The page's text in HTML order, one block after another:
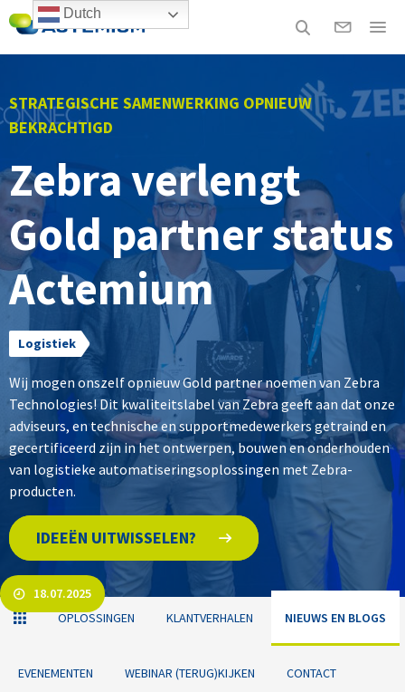
STRATEGISCHE SAMENWERKING OPNIEUW
BEKRACHTIGD
Zebra verlengt
Gold partner status
Actemium
Logistiek
Wij mogen onszelf opnieuw Gold partner noemen van Zebra
Technologies! Dit kwaliteitslabel van Zebra geeft aan dat onze
adviseurs, en technische en supportmedewerkers getraind en
gecertificeerd zijn in het ontwerpen, bouwen en onderhouden
van logistieke automatiseringsoplossingen met Zebra-
producten.
IDEEËN UITWISSELEN?
18.07.2025
OPLOSSINGEN
KLANTVERHALEN NIEUWS EN BLOGS
EVENEMENTEN WEBINAR (TERUG)KIJKEN CONTACT
Dutch